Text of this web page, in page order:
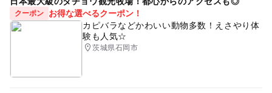
クーポン
お得な選べるクーポン！
カピバラなどかわいい動物多数！えさやり体
験も人気☆
茨城県石岡市